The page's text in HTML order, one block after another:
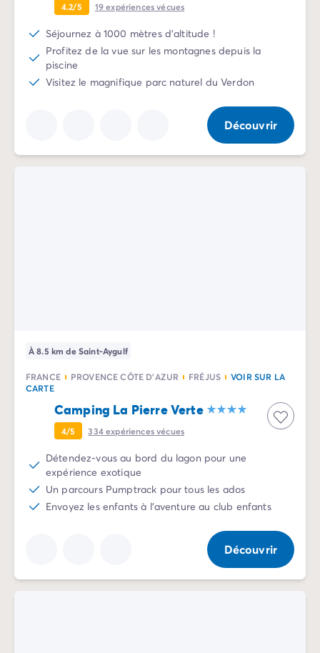
Les modes de paiement
Paiement en plusieurs fois
L'assurance annulation
Acheter un mobil-home
4.2/5 19expériences vécues
Séjournez à 1000 mètres d'altitude !
Profitez de la vue sur les montagnes depuis la
piscine
Visitez le magnifique parc naturel du Verdon
Découvrir
À 8.5 km de Saint-Aygulf
FRANCE PROVENCE CÔTE D'AZUR FRÉJUS
VOIR SUR LA
CARTE
Camping La Pierre Verte
4/5 334expériences vécues
Détendez-vous au bord du lagon pour une
expérience exotique
Un parcours Pumptrack pour tous les ados
Envoyez les enfants à l'aventure au club enfants
Découvrir